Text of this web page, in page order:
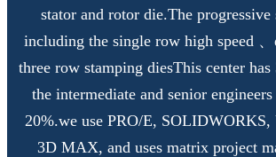
stator and rotor die.The progressive
including the single row high speed
three row stamping diesThis center
the intermediate and senior
20%.we use PRO/E,
3D MAX, and uses matrix project